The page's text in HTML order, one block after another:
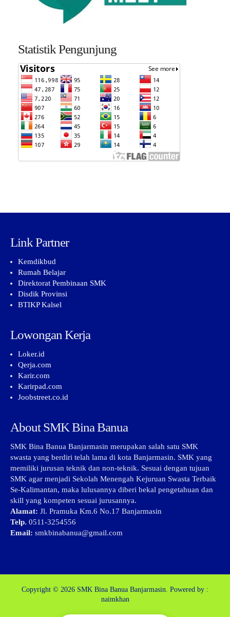
Statistik Pengunjung
Link Partner
Kemdikbud
Rumah Belajar
Direktorat Pembinaan SMK
Disdik Provinsi
BTIKP Kalsel
Lowongan Kerja
Loker.id
Qerja.com
Karir.com
Karirpad.com
Joobstreet.co.id
About SMK Bina Banua
SMK Bina Banua Banjarmasin merupakan salah satu SMK
swasta yang berdiri telah lama di kota Banjarmasin. SMK yang
memiliki jurusan teknik dan non-teknik. Sesuai dengan tujuan
SMK agar menjadi Sekolah Menengah Kejuruan Swasta Terbaik
Se-Kalimantan, maka lulusannya diberi bekal pengetahuan dan
skill yang kompeten sesuai jurusannya.
Alamat: Jl. Pramuka Km.6 No.17 Banjarmasin
Telp. 0511-3254556
Email: smkbinabanua@gmail.com
Copyright © 2026 SMK Bina Banua Banjarmasin. Powered by :
naimkhan